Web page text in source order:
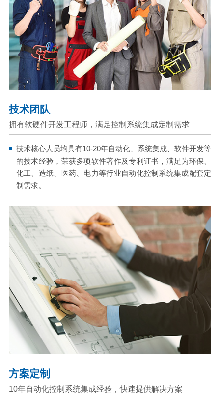
技术团队
拥有软硬件开发工程师，满足控制系统集成定制需求
技术核心人员均具有10-20年自动化、系统集成、软件开发等
的技术经验，荣获多项软件著作及专利证书，满足为环保、
化工、造纸、医药、电力等行业自动化控制系统集成配套定
制需求。
方案定制
10年自动化控制系统集成经验，快速提供解决方案